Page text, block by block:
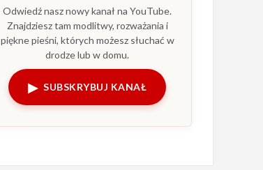
Odwiedź nasz nowy kanał na YouTube.
Znajdziesz tam modlitwy, rozważania i
piękne pieśni, których możesz słuchać w
drodze lub w domu.
▶ SUBSKRYBUJ KANAŁ